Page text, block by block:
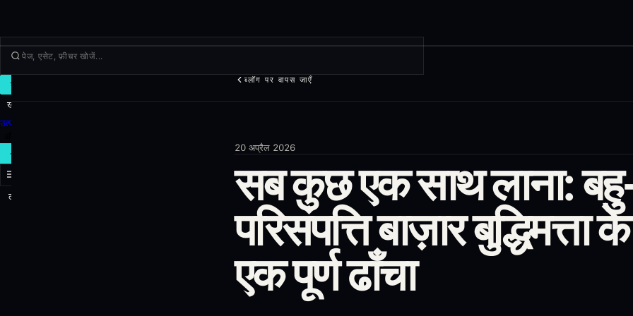
ट्रेड
खोजें
उत्पाद
लॉग इन
ब्लॉग पर वापस जाएँ
20 अप्रैल 2026
सब कुछ एक साथ लाना:
परिसंपत्ति बाज़ार बुद्धिमत्ता
एक पूर्ण ढाँचा